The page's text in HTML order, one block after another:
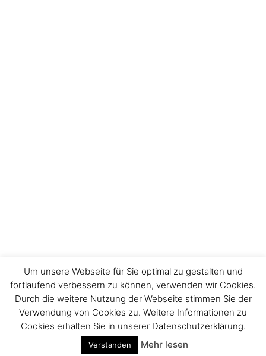
Impressum
Um unsere Webseite für Sie optimal zu gestalten und
fortlaufend verbessern zu können, verwenden wir Cookies.
Durch die weitere Nutzung der Webseite stimmen Sie der
Verwendung von Cookies zu. Weitere Informationen zu
Cookies erhalten Sie in unserer Datenschutzerklärung.
Verstanden Mehr lesen